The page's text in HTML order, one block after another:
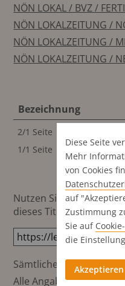
NÖN LOKAL / BVZ /
NÖN LOKALZEITUNG /
NÖN LOKALZEITUNG /
NÖN LOKALZEITUNG /
Bezeichnung
2/1 Seite
1/1 Seite
Nutzen Sie diesen
dieses Titels direkt in
Sämtliche Preisangaben
Alle Angaben ohne
Diese Seite
Mehr
von Cookies
auf
Zustimmung
Sie auf
die
Akzeptieren